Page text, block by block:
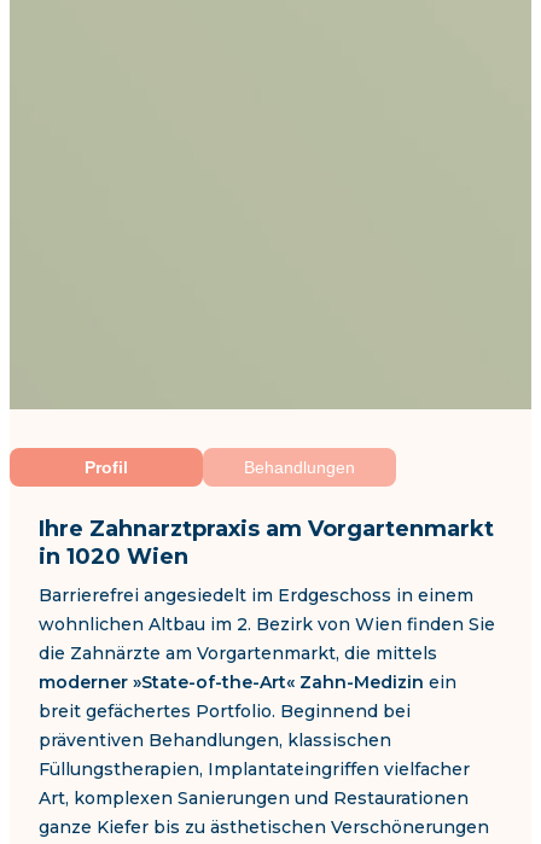
Profil Behandlungen
Ihre Zahnarztpraxis am Vorgartenmarkt
in 1020 Wien
Barrierefrei angesiedelt im Erdgeschoss in einem
wohnlichen Altbau im 2. Bezirk von Wien finden Sie
die Zahnärzte am Vorgartenmarkt, die mittels
moderner »State-of-the-Art« Zahn-Medizin ein
breit gefächertes Portfolio. Beginnend bei
präventiven Behandlungen, klassischen
Füllungstherapien, Implantateingriffen vielfacher
Art, komplexen Sanierungen und Restaurationen
ganze Kiefer bis zu ästhetischen Verschönerungen